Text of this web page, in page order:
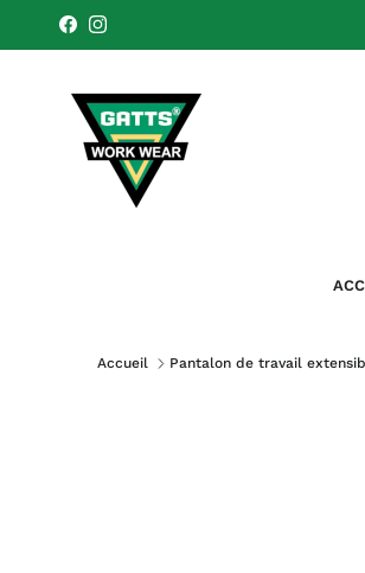
Aller au contenu
FacebookInstagram
Accueil Pantalon de travail